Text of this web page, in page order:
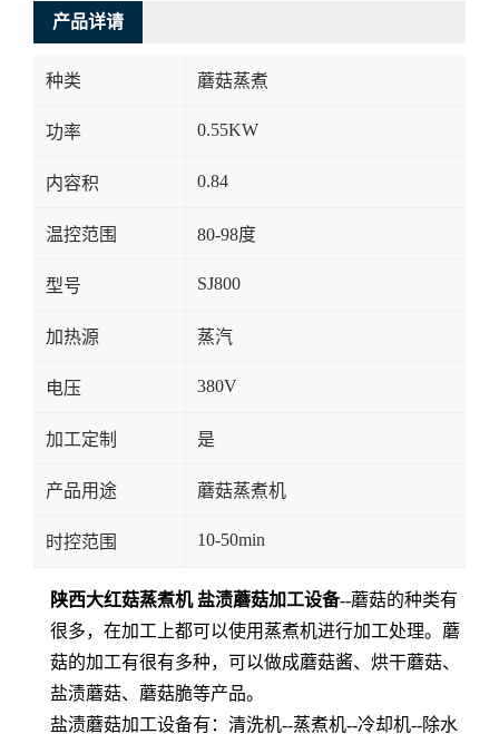
产品详请
种类 蘑菇蒸煮
功率 0.55KW
内容积 0.84
温控范围 80-98度
型号 SJ800
加热源 蒸汽
电压 380V
加工定制 是
产品用途 蘑菇蒸煮机
时控范围 10-50min
陕西大红菇蒸煮机 盐渍蘑菇加工设备--蘑菇的种类有
很多，在加工上都可以使用蒸煮机进行加工处理。蘑
菇的加工有很有多种，可以做成蘑菇酱、烘干蘑菇、
盐渍蘑菇、蘑菇脆等产品。
盐渍蘑菇加工设备有：清洗机--蒸煮机--冷却机--除水